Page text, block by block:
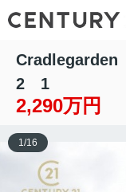
2 1
2,290万円
1/16